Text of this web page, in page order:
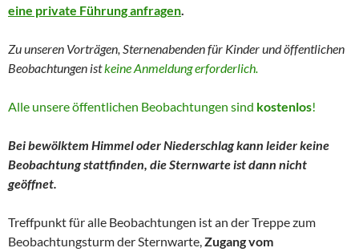
eine private Führung anfragen.
Zu unseren Vorträgen, Sternenabenden für Kinder undöffentlichen
Beobachtungen istkeine Anmeldung erforderlich.
Alle unsere öffentlichen Beobachtungen sind kostenlos!
Bei bewölktem Himmel oder Niederschlag kann leider keine
Beobachtung stattfinden, die Sternwarte ist dann nicht
geöffnet.
Treffpunkt für alle Beobachtungen ist an der Treppe zum
Beobachtungsturm der Sternwarte,Zugang vom